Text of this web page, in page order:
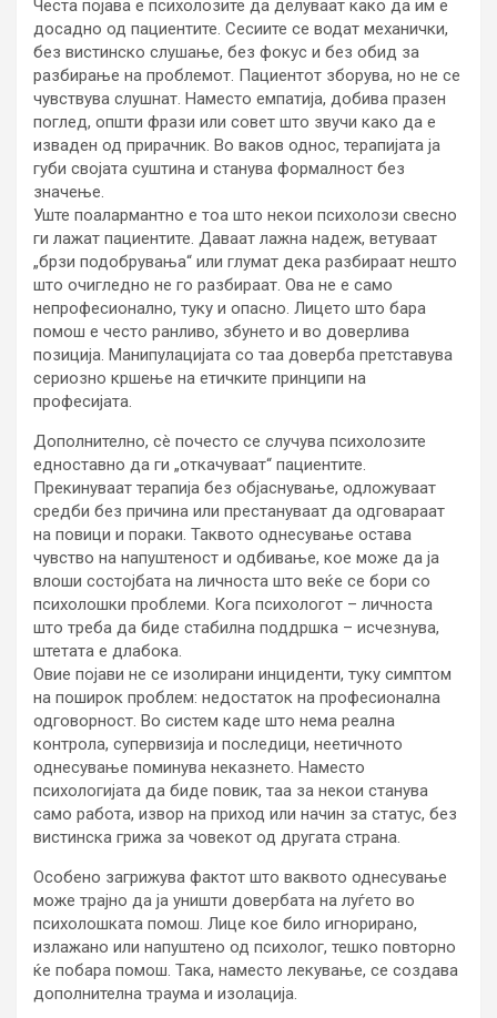
Честа појава е психолозите да делуваат како да им е
досадно од пациентите. Сесиите се водат механички,
без вистинско слушање, без фокус и без обид за
разбирање на проблемот. Пациентот зборува, но не се
чувствува слушнат. Наместо емпатија, добива празен
поглед, општи фрази или совет што звучи како да е
изваден од прирачник. Во ваков однос, терапијата ја
губи својата суштина и станува формалност без
значење.
Уште поалармантно е тоа што некои психолози свесно
ги лажат пациентите. Даваат лажна надеж, ветуваат
„брзи подобрувања“ или глумат дека разбираат нешто
што очигледно не го разбираат. Ова не е само
непрофесионално, туку и опасно. Лицето што бара
помош е често ранливо, збунето и во доверлива
позиција. Манипулацијата со таа доверба претставува
сериозно кршење на етичките принципи на
професијата.
Дополнително, сè почесто се случува психолозите
едноставно да ги „откачуваат“ пациентите.
Прекинуваат терапија без објаснување, одложуваат
средби без причина или престануваат да одговараат
на повици и пораки. Таквото однесување остава
чувство на напуштеност и одбивање, кое може да ја
влоши состојбата на личноста што веќе се бори со
психолошки проблеми. Кога психологот – личноста
што треба да биде стабилна поддршка – исчезнува,
штетата е длабока.
Овие појави не се изолирани инциденти, туку симптом
на поширок проблем: недостаток на професионална
одговорност. Во систем каде што нема реална
контрола, супервизија и последици, неетичното
однесување поминува неказнето. Наместо
психологијата да биде повик, таа за некои станува
само работа, извор на приход или начин за статус, без
вистинска грижа за човекот од другата страна.
Особено загрижува фактот што ваквото однесување
може трајно да ја уништи довербата на луѓето во
психолошката помош. Лице кое било игнорирано,
излажано или напуштено од психолог, тешко повторно
ќе побара помош. Така, наместо лекување, се создава
дополнителна траума и изолација.